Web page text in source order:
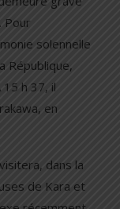
Pour
solennelle
République,
15 h 37, il
en
dans la
de Kara et